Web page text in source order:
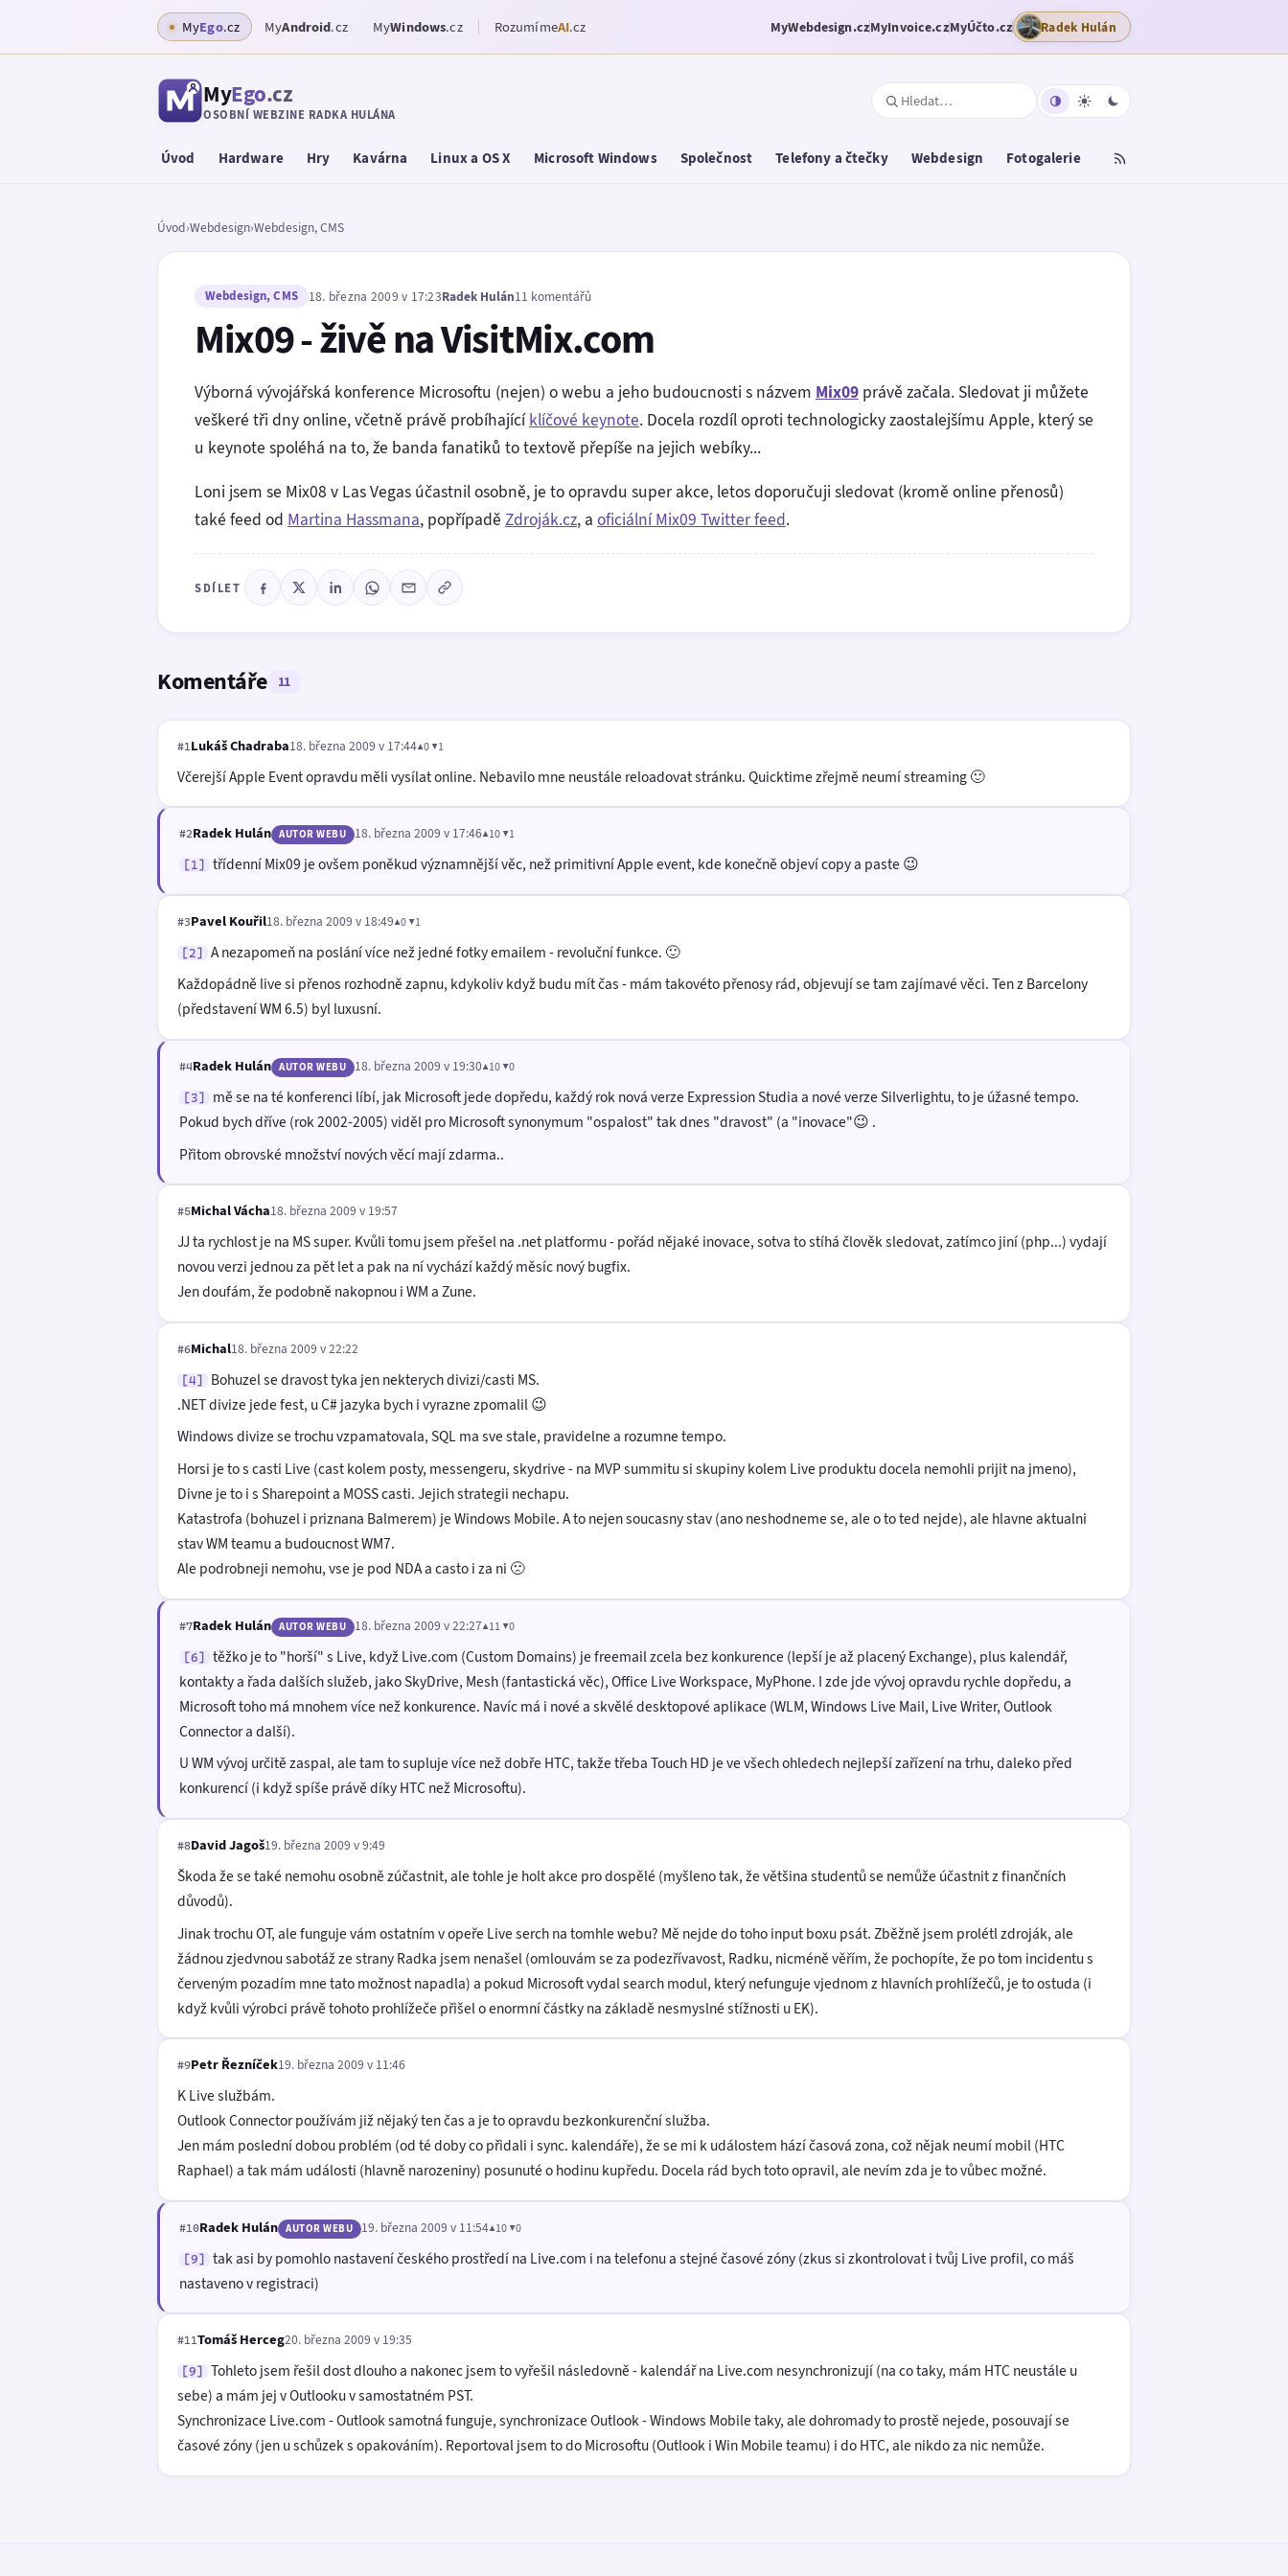
MyEgo.cz MyAndroid.cz MyWindows.cz RozumímeAI.cz MyWebdesign.czMyInvoice.czMyÚčto.cz Radek Hulán
MyEgo.cz
OSOBNÍ WEBZINE RADKA HULÁNA
Úvod Hardware Hry Kavárna Linux a OS X Microsoft Windows Společnost Telefony a čtečky Webdesign Fotogalerie
Úvod›Webdesign›Webdesign, CMS
Webdesign, CMS 18. března 2009 v 17:23Radek Hulán11 komentářů
Mix09 - živě na VisitMix.com
Výborná vývojářská konference Microsoftu (nejen) o webu a jeho budoucnosti s názvem Mix09 právě začala. Sledovat ji můžete
veškeré tři dny online, včetně právě probíhajícíklíčové keynote. Docela rozdíl oproti technologicky zaostalejšímu Apple, který se
u keynote spoléhá na to, že banda fanatiků to textově přepíše na jejich webíky...
Loni jsem se Mix08 v Las Vegas účastnil osobně, je to opravdu super akce, letos doporučuji sledovat (kromě online přenosů)
také feed od Martina Hassmana, popřípadě Zdroják.cz, a oficiální Mix09 Twitter feed.
SDÍLET
Komentáře 11
#1Lukáš Chadraba18. března 2009 v 17:44▲0 ▼1
Včerejší Apple Event opravdu měli vysílat online. Nebavilo mne neustále reloadovat stránku. Quicktime zřejmě neumí streaming 🙂
#2Radek Hulán AUTOR WEBU 18. března 2009 v 17:46▲10 ▼1
[1] třídenní Mix09 je ovšem poněkud významnější věc, než primitivní Apple event, kde konečně objeví copy a paste 😉
#3Pavel Kouřil18. března 2009 v 18:49▲0 ▼1
[2]
A nezapomeň na poslání více než jedné fotky emailem - revoluční funkce. 🙂
Každopádně live si přenos rozhodně zapnu, kdykoliv když budu mít čas - mám takovéto přenosy rád, objevují se tam zajímavé věci. Ten z Barcelony
(představení WM 6.5) byl luxusní.
#4Radek Hulán AUTOR WEBU 18. března 2009 v 19:30▲10 ▼0
[3]
mě se na té konferenci líbí, jak Microsoft jede dopředu, každý rok nová verze Expression Studia a nové verze Silverlightu, to je úžasné tempo.
Pokud bych dříve (rok 2002-2005) viděl pro Microsoft synonymum "ospalost" tak dnes "dravost" (a "inovace"😉 .
Přitom obrovské množství nových věcí mají zdarma..
#5Michal Vácha18. března 2009 v 19:57
JJ ta rychlost je na MS super. Kvůli tomu jsem přešel na .net platformu - pořád nějaké inovace, sotva to stíhá člověk sledovat, zatímco jiní (php...) vydají
novou verzi jednou za pět let a pak na ní vychází každý měsíc nový bugfix.
Jen doufám, že podobně nakopnou i WM a Zune.
#6Michal18. března 2009 v 22:22
[4]
Bohuzel se dravost tyka jen nekterych divizi/casti MS.
.NET divize jede fest, u C# jazyka bych i vyrazne zpomalil 😉
Windows divize se trochu vzpamatovala, SQL ma sve stale, pravidelne a rozumne tempo.
Horsi je to s casti Live (cast kolem posty, messengeru, skydrive - na MVP summitu si skupiny kolem Live produktu docela nemohli prijit na jmeno),
Divne je to i s Sharepoint a MOSS casti. Jejich strategii nechapu.
Katastrofa (bohuzel i priznana Balmerem) je Windows Mobile. A to nejen soucasny stav (ano neshodneme se, ale o to ted nejde), ale hlavne aktualni
stav WM teamu a budoucnost WM7.
Ale podrobneji nemohu, vse je pod NDA a casto i za ni 🙁
#7Radek Hulán AUTOR WEBU 18. března 2009 v 22:27▲11 ▼0
[6]
těžko je to "horší" s Live, když Live.com (Custom Domains) je freemail zcela bez konkurence (lepší je až placený Exchange), plus kalendář,
kontakty a řada dalších služeb, jako SkyDrive, Mesh (fantastická věc), Office Live Workspace, MyPhone. I zde jde vývoj opravdu rychle dopředu, a
Microsoft toho má mnohem více než konkurence. Navíc má i nové a skvělé desktopové aplikace (WLM, Windows Live Mail, Live Writer, Outlook
Connector a další).
U WM vývoj určitě zaspal, ale tam to supluje více než dobře HTC, takže třeba Touch HD je ve všech ohledech nejlepší zařízení na trhu, daleko před
konkurencí (i když spíše právě díky HTC než Microsoftu).
#8David Jagoš19. března 2009 v 9:49
Škoda že se také nemohu osobně zúčastnit, ale tohle je holt akce pro dospělé (myšleno tak, že většina studentů se nemůže účastnit z finančních
důvodů).
Jinak trochu OT, ale funguje vám ostatním v opeře Live serch na tomhle webu? Mě nejde do toho input boxu psát. Zběžně jsem prolétl zdroják, ale
žádnou zjedvnou sabotáž ze strany Radka jsem nenašel (omlouvám se za podezřívavost, Radku, nicméně věřím, že pochopíte, že po tom incidentu s
červeným pozadím mne tato možnost napadla) a pokud Microsoft vydal search modul, který nefunguje vjednom z hlavních prohlížečů, je to ostuda (i
když kvůli výrobci právě tohoto prohlížeče přišel o enormní částky na základě nesmyslné stížnosti u EK).
#9Petr Řezníček19. března 2009 v 11:46
K Live službám.
Outlook Connector používám již nějaký ten čas a je to opravdu bezkonkurenční služba.
Jen mám poslední dobou problém (od té doby co přidali i sync. kalendáře), že se mi k událostem hází časová zona, což nějak neumí mobil (HTC
Raphael) a tak mám události (hlavně narozeniny) posunuté o hodinu kupředu. Docela rád bych toto opravil, ale nevím zda je to vůbec možné.
#10Radek Hulán AUTOR WEBU 19. března 2009 v 11:54▲10 ▼0
[9]
tak asi by pomohlo nastavení českého prostředí na Live.com i na telefonu a stejné časové zóny (zkus si zkontrolovat i tvůj Live profil, co máš
nastaveno v registraci)
#11Tomáš Herceg20. března 2009 v 19:35
[9]
Tohleto jsem řešil dost dlouho a nakonec jsem to vyřešil následovně - kalendář na Live.com nesynchronizují (na co taky, mám HTC neustále u
sebe) a mám jej v Outlooku v samostatném PST.
Synchronizace Live.com - Outlook samotná funguje, synchronizace Outlook - Windows Mobile taky, ale dohromady to prostě nejede, posouvají se
časové zóny (jen u schůzek s opakováním). Reportoval jsem to do Microsoftu (Outlook i Win Mobile teamu) i do HTC, ale nikdo za nic nemůže.